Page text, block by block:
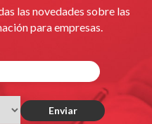
las novedades sobre las
para empresas.